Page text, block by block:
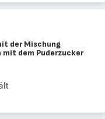
der Mischung
mit dem Puderzucker